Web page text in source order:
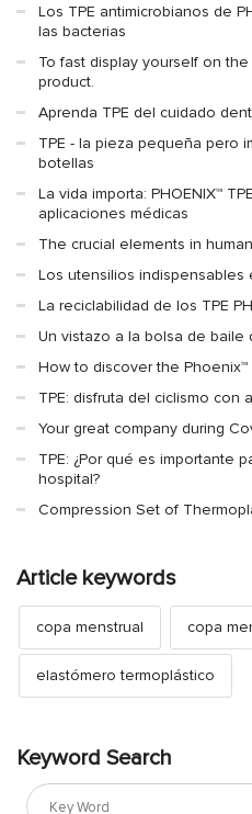
Los TPE antimicrobianos de
las bacterias
To fast display yourself on the
product.
Aprenda TPE del cuidado
TPE - la pieza pequeña pero
botellas
La vida importa: PHOENIX™
aplicaciones médicas
The crucial elements in
Los utensilios indispensables
La reciclabilidad de los TPE
Un vistazo a la bolsa de baile
How to discover the Phoenix™
TPE: disfruta del ciclismo con
Your great company during
TPE: ¿Por qué es importante
hospital?
Compression Set of
Article keywords
copa menstrual copa
elastómero termoplástico
Keyword Search